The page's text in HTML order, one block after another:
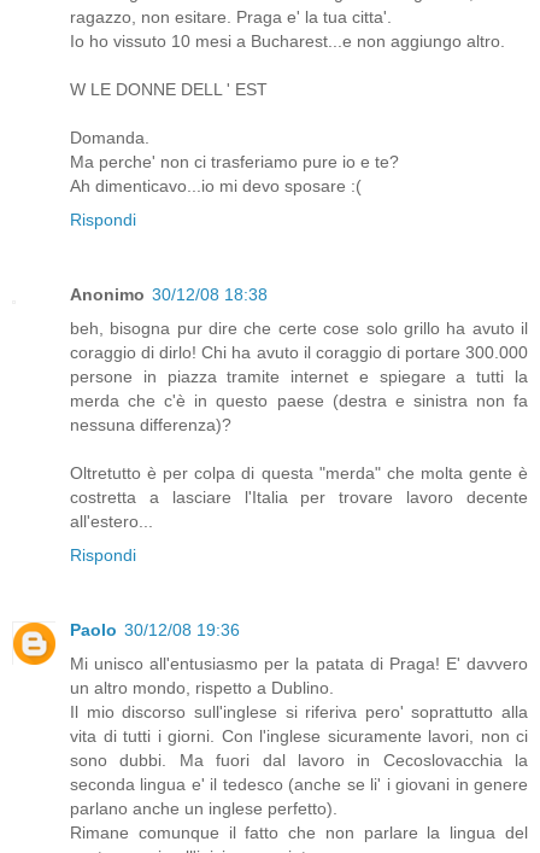
ragazzo, non esitare. Praga e' la tua citta'.
Io ho vissuto 10 mesi a Bucharest...e non aggiungo altro.
W LE DONNE DELL ' EST
Domanda.
Ma perche' non ci trasferiamo pure io e te?
Ah dimenticavo...io mi devo sposare :(
Rispondi
Anonimo 30/12/08 18:38
beh, bisogna pur dire che certe cose solo grillo ha avuto il
coraggio di dirlo! Chi ha avuto il coraggio di portare 300.000
persone in piazza tramite internet e spiegare a tutti la
merda che c'è in questo paese (destra e sinistra non fa
nessuna differenza)?
Oltretutto è per colpa di questa "merda" che molta gente è
costretta a lasciare l'Italia per trovare lavoro decente
all'estero...
Rispondi
Paolo 30/12/08 19:36
Mi unisco all'entusiasmo per la patata di Praga! E' davvero
un altro mondo, rispetto a Dublino.
Il mio discorso sull'inglese si riferiva pero' soprattutto alla
vita di tutti i giorni. Con l'inglese sicuramente lavori, non ci
sono dubbi. Ma fuori dal lavoro in Cecoslovacchia la
seconda lingua e' il tedesco (anche se li' i giovani in genere
parlano anche un inglese perfetto).
Rimane comunque il fatto che non parlare la lingua del